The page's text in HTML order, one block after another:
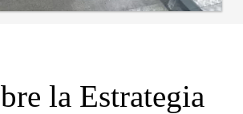
la Estrategia